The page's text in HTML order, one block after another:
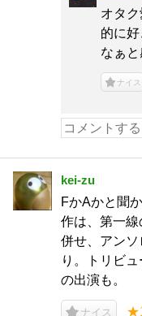
オタ
的に
なぁ
ナイス
kei-zu
FかAかと聞
作は、第一
併せ、アン
り。トリビ
の出演も。
ナイス